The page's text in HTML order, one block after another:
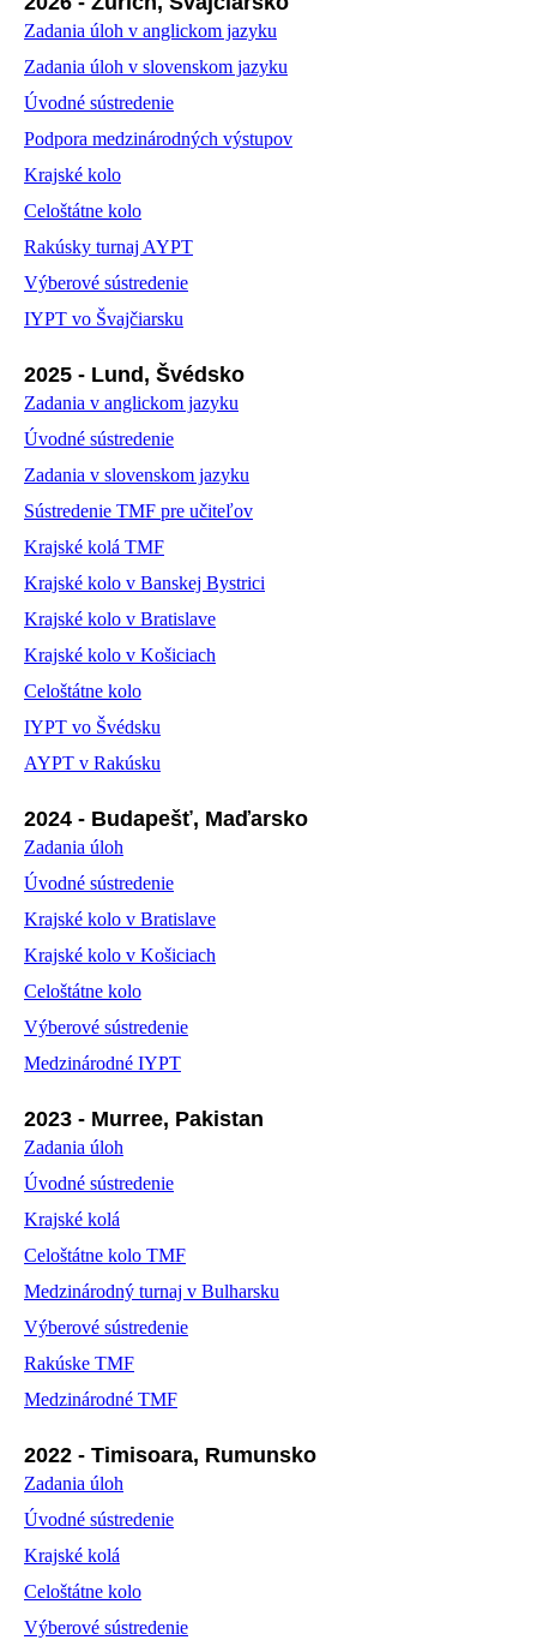
Zadania úloh v anglickom jazyku
Zadania úloh v slovenskom jazyku
Úvodné sústredenie
Podpora medzinárodných výstupov
Krajské kolo
Celoštátne kolo
Rakúsky turnaj AYPT
Výberové sústredenie
IYPT vo Švajčiarsku
2025 - Lund, Švédsko
Zadania v anglickom jazyku
Úvodné sústredenie
Zadania v slovenskom jazyku
Sústredenie TMF pre učiteľov
Krajské kolá TMF
Krajské kolo v Banskej Bystrici
Krajské kolo v Bratislave
Krajské kolo v Košiciach
Celoštátne kolo
IYPT vo Švédsku
AYPT v Rakúsku
2024 - Budapešť, Maďarsko
Zadania úloh
Úvodné sústredenie
Krajské kolo v Bratislave
Krajské kolo v Košiciach
Celoštátne kolo
Výberové sústredenie
Medzinárodné IYPT
2023 - Murree, Pakistan
Zadania úloh
Úvodné sústredenie
Krajské kolá
Celoštátne kolo TMF
Medzinárodný turnaj v Bulharsku
Výberové sústredenie
Rakúske TMF
Medzinárodné TMF
2022 - Timisoara, Rumunsko
Zadania úloh
Úvodné sústredenie
Krajské kolá
Celoštátne kolo
Výberové sústredenie